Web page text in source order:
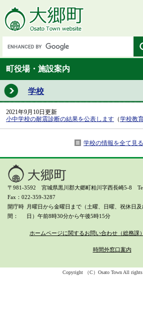
町役場・施設案内
学校
2021年9月10日更新
小中学校の耐震診断の結果を公表します （学校教
学校の情報を全て見る
〒981-3592 宮城県黒川郡大郷町粕川字西長崎5-8
Fax：022-359-3287
開庁時
間
月曜日から金曜日まで（土曜、日曜、祝休日
日） 午前8時30分から午後5時15分
ホームページに関するお問い合わせ（総務課）
時間外窓口案内
Copyright （C）Osato Town All rights